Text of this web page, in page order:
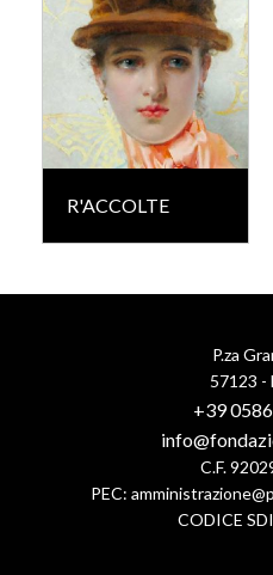
R'ACCOLTE
P.za
57123 -
+39
C.F.
PEC:
CODICE